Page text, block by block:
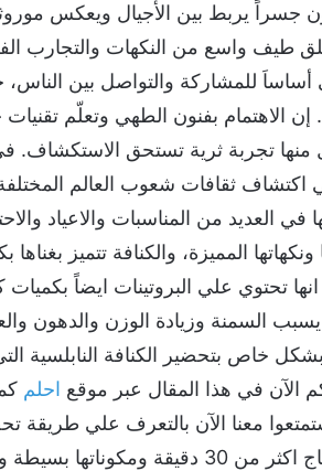
جسراً يربط بين الأجيال ويعكس
طيف واسع من النكهات والتجارب
للمشاركة والتواصل بين الناس،
بفنون الطهي وتعلّم
تجربة ثرية تستحق الاستكشاف. في
ثقافات شعوب العالم المختلفة.
في العديد من المناسبات والاعياد
المميزة، والكنافة تتميز
تحتوي علي البروتينات ايضاً بكميات
السمنة وزيادة الوزن والدهون
خاص بتحضير الكنافة النابلسية
الآن في هذا المقال عبر موقع احلم
معنا الآن بالتعرف علي طريقة
ومفيدة للجسم بخطوات سهلة وسريعة لا تحتاج